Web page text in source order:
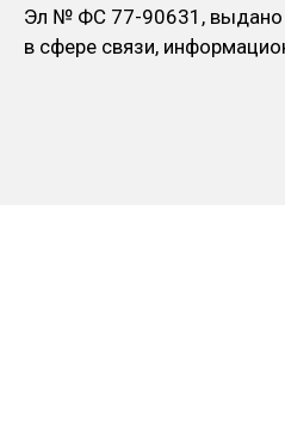
Эл № ФC 77-90631, выдано
в сфере связи,